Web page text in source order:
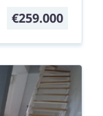
€259.000